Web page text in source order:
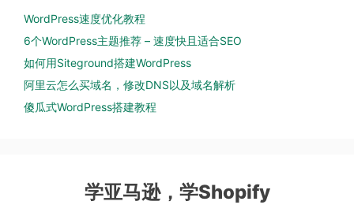
WordPress速度优化教程
6个WordPress主题推荐 – 速度快且适合SEO
如何用Siteground搭建WordPress
阿里云怎么买域名，修改DNS以及域名解析
傻瓜式WordPress搭建教程
学亚马逊，学Shopify